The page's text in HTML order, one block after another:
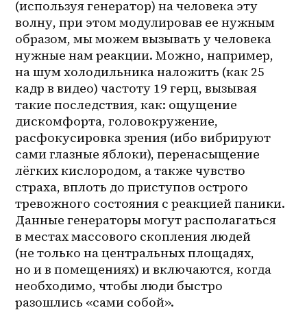
(используя генератор) на человека эту
волну, при этом модулировав ее нужным
образом, мы можем вызывать у человека
нужные нам реакции. Можно, например,
на шум холодильника наложить (как 25
кадр в видео) частоту 19 герц, вызывая
такие последствия, как: ощущение
дискомфорта, головокружение,
расфокусировка зрения (ибо вибрируют
сами глазные яблоки), перенасыщение
лёгких кислородом, а также чувство
страха, вплоть до приступов острого
тревожного состояния с реакцией паники.
Данные генераторы могут располагаться
в местах массового скопления людей
(не только на центральных площадях,
но и в помещениях) и включаются, когда
необходимо, чтобы люди быстро
разошлись «сами собой».